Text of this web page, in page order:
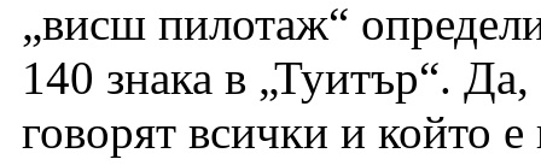
„висш пилотаж“
140 знака в „Туитър“.
говорят всички и който